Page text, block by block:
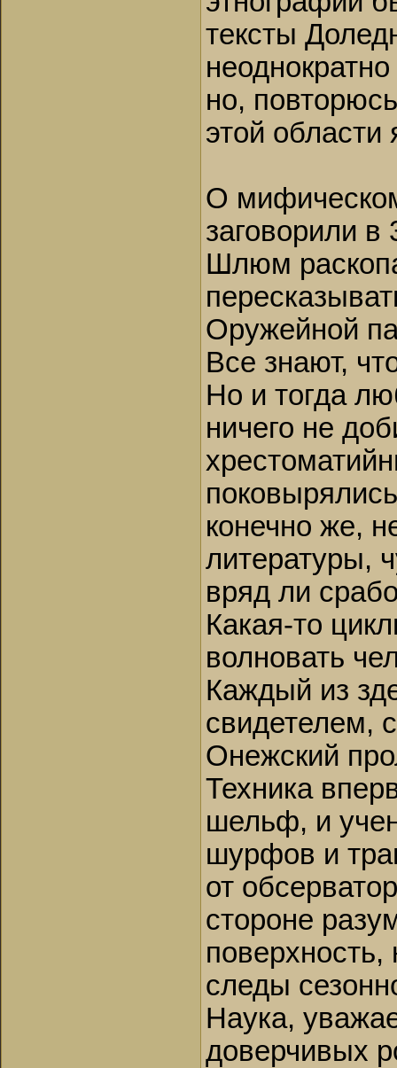
тексты
но,
этой
О
заговорили
Шлюм
Оружейной
Все знают,
Но и тогда
ничего не
конечно же,
литературы,
вряд ли
Какая-то
волновать
Каждый из
свидетелем,
Онежский
Техника
шельф, и
шурфов и
от
стороне
следы
Наука,
доверчивых